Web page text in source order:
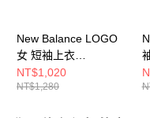
New Balance LOGO
女 短袖上衣
WT62B7V2DNT-F
NT$1,020
NT$1,280